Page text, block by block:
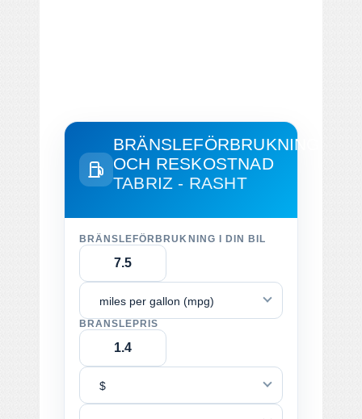
BRÄNSLEFÖRBRUKNING
OCH RESKOSTNAD
TABRIZ - RASHT
BRÄNSLEFÖRBRUKNING I DIN BIL
miles per gallon (mpg)
BRÄNSLEPRIS
$